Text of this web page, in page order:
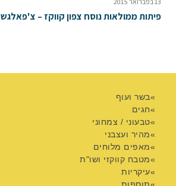
פיתות ממולאות נוסח צפון קווקז – צ'פאלגש
בשר ועוף
חגים
טבעוני / צמחוני
מהיר ועצבני
מאפים מלוחים
מטבח קווקזי ושו"ת
עיקריות